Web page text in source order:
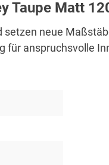
Taupe Matt
neue
für anspruchsvolle